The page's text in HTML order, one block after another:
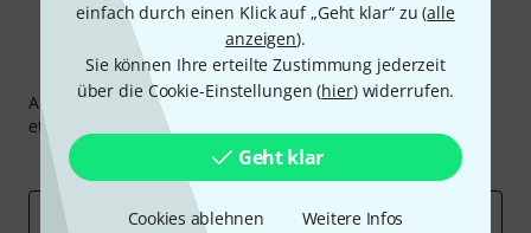
einfach durch einen Klick auf „Geht klar“ zu (alle
anzeigen).
Sie können Ihre erteilte Zustimmung jederzeit
über die Cookie-Einstellungen (hier) widerrufen.
Geht klar
Cookies ablehnen Weitere Infos
Thomann Newsletter
Abonniere den Thomann Newsletter und gewinne mit
etwas Glück einen von
Inspirierende Beiträge
Deals Thomann Insights
E-Mail-Adresse*